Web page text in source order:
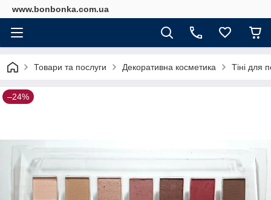
www.bonbonka.com.ua
Товари та послуги Декоративна косметика Тіні для
–24%